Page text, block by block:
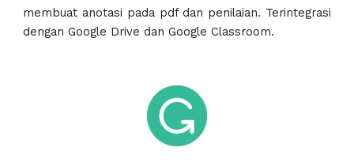
membuat anotasi pada pdf dan penilaian. Terintegrasi
dengan Google Drive dan Google Classroom.